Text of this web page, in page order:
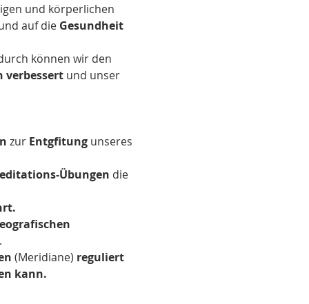
und körperlichen
auf die Gesundheit
können wir den
verbessert und unser
zur Entgfitung unseres
Übungen die
(Meridiane) reguliert
kann.